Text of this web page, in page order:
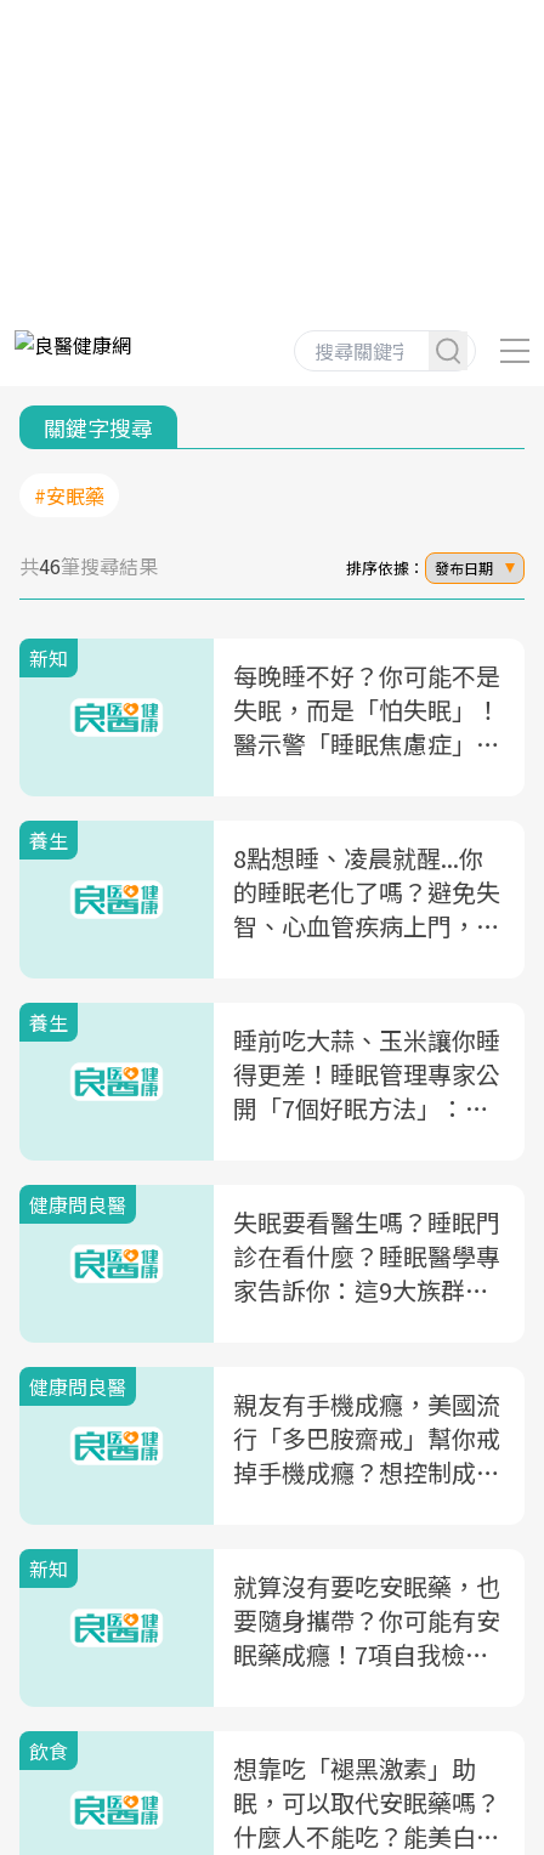
關鍵字搜尋
#安眠藥
共46筆搜尋結果 排序依據： 發布日期
新知
每晚睡不好？你可能不是
失眠，而是「怕失眠」！
醫示警「睡眠焦慮症」恐
養生
8點想睡、凌晨就醒...你
的睡眠老化了嗎？避免失
智、心血管疾病上門，醫
養生
睡前吃大蒜、玉米讓你睡
得更差！睡眠管理專家公
開「7個好眠方法」：濕
健康問良醫
失眠要看醫生嗎？睡眠門
診在看什麼？睡眠醫學專
家告訴你：這9大族群可
健康問良醫
親友有手機成癮，美國流
行「多巴胺齋戒」幫你戒
掉手機成癮？想控制成癮
新知
就算沒有要吃安眠藥，也
要隨身攜帶？你可能有安
眠藥成癮！7項自我檢測
飲食
想靠吃「褪黑激素」助
眠，可以取代安眠藥嗎？
什麼人不能吃？能美白